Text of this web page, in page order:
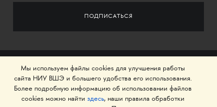
Мы используем файлы cookies для улучшения работы
сайта НИУ ВШЭ и большего удобства его использования.
Более подробную информацию об использовании файлов
cookies можно найти здесь, наши правила обработки